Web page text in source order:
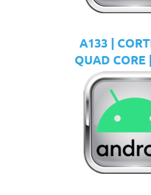
A133 |
QUAD CORE